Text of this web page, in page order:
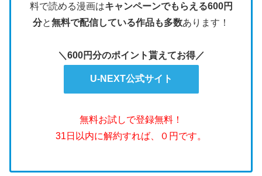
料で読める漫画はキャンペーンでもらえる600円
分と無料で配信している作品も多数あります！
＼600円分のポイント貰えてお得／
U-NEXT公式サイト
無料お試しで登録無料！
31日以内に解約すれば、０円です。